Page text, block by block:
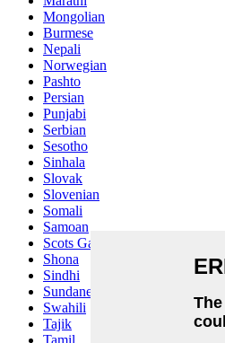
Mongolian
Burmese
Nepali
Norwegian
Pashto
Persian
Punjabi
Serbian
Sesotho
Sinhala
Slovak
Slovenian
Somali
Samoan
Scots Gaelic
Shona
Sindhi
Sundanese
Swahili
Tajik
Tamil